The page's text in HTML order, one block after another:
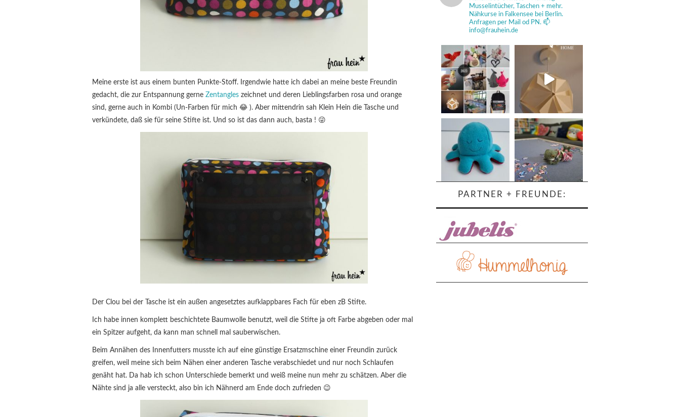
Meine erste ist aus einem bunten Punkte-Stoff. Irgendwie hatte ich dabei an meine beste Freundin
gedacht, die zur Entspannung gerne Zentangles zeichnet und deren Lieblingsfarben rosa und orange
sind, gerne auch in Kombi (Un-Farben für mich 😂 ). Aber mittendrin sah Klein Hein die Tasche und
verkündete, daß sie für seine Stifte ist. Und so ist das dann auch, basta ! 😜
Der Clou bei der Tasche ist ein außen angesetztes aufklappbares Fach für eben zB Stifte.
Ich habe innen komplett beschichtete Baumwolle benutzt, weil die Stifte ja oft Farbe abgeben oder mal
ein Spitzer aufgeht, da kann man schnell mal sauberwischen.
Beim Annähen des Innenfutters musste ich auf eine günstige Ersatzmschine einer Freundin zurück
greifen, weil meine sich beim Nähen einer anderen Tasche verabschiedet und nur noch Schlaufen
genäht hat. Da hab ich schon Unterschiede bemerkt und weiß meine nun mehr zu schätzen. Aber die
Nähte sind ja alle versteckt, also bin ich Nähnerd am Ende doch zufrieden 😉
Musselintücher, Taschen + mehr.
Nähkurse in Falkensee bei Berlin.
Anfragen per Mail od PN. 📫
info@frauhein.de
Auf Instagram folgen
PARTNER + FREUNDE: